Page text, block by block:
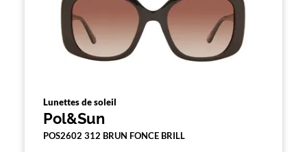
Lunettes de soleil
Pol&Sun
POS2602 312 BRUN FONCE BRILL